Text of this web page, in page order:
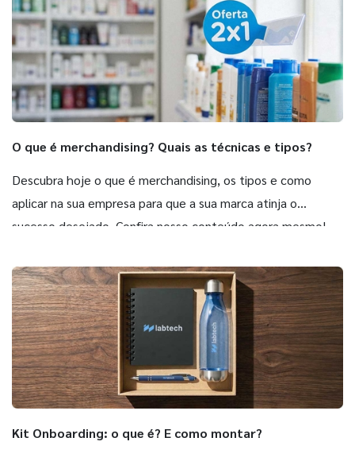
no abridor um item de encerramento de
proposta com alta percepção de utilidade.
planejamento, produção e posicionamento do
produto antes do pico de demanda da
temporada.
O que é merchandising? Quais as técnicas e tipos?
Descubra hoje o que é merchandising, os tipos e como
aplicar na sua empresa para que a sua marca atinja o
sucesso desejado. Confira nosso conteúdo agora mesmo!
Kit Onboarding: o que é? E como montar?